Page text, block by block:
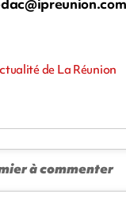
de La Réunion